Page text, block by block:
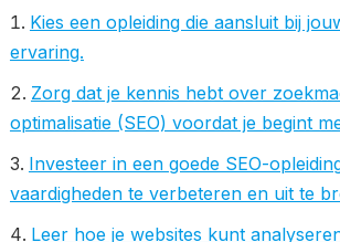
Kies een opleiding die aansluit bij
ervaring.
Zorg dat je kennis hebt over
optimalisatie (SEO) voordat je begint
Investeer in een goede SEO-
vaardigheden te verbeteren en uit te
Leer hoe je websites kunt